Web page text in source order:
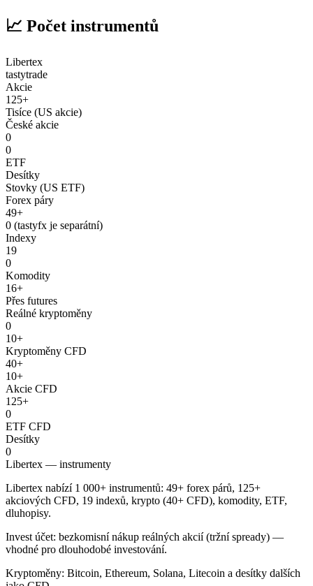
📈 Počet instrumentů
Libertex
tastytrade
Akcie
125+
Tisíce (US akcie)
České akcie
0
0
ETF
Desítky
Stovky (US ETF)
Forex páry
49+
0 (tastyfx je separátní)
Indexy
19
0
Komodity
16+
Přes futures
Reálné kryptoměny
0
10+
Kryptoměny CFD
40+
10+
Akcie CFD
125+
0
ETF CFD
Desítky
0
Libertex — instrumenty
Libertex nabízí 1 000+ instrumentů: 49+ forex párů, 125+
akciových CFD, 19 indexů, krypto (40+ CFD), komodity, ETF,
dluhopisy.
Invest účet: bezkomisní nákup reálných akcií (tržní spready) —
vhodné pro dlouhodobé investování.
Kryptoměny: Bitcoin, Ethereum, Solana, Litecoin a desítky dalších